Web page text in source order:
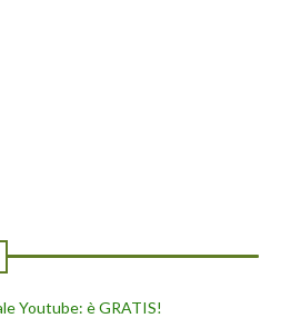
Youtube: è GRATIS!